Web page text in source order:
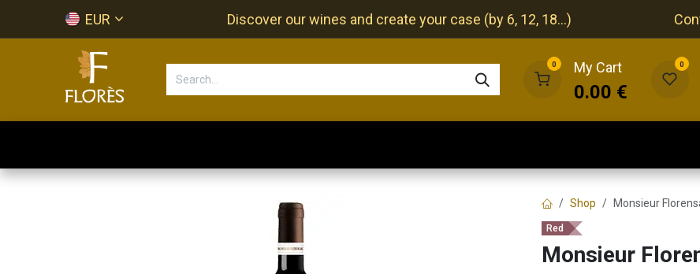
EUR Discover our wines and create your case (by 6, 12, 18...)
0 My Cart
0.00 €
0
Shop Monsieur
Red
Monsieur